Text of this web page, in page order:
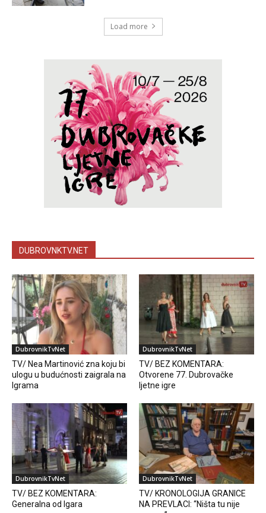
Load more
DUBROVNKTV.NET
DubrovnikTvNet
TV/ Nea Martinović zna koju bi
ulogu u budućnosti zaigrala na
Igrama
DubrovnikTvNet
TV/ BEZ KOMENTARA:
Otvorene 77. Dubrovačke
ljetne igre
DubrovnikTvNet
TV/ BEZ KOMENTARA:
Generalna od Igara
DubrovnikTvNet
TV/ KRONOLOGIJA GRANICE
NA PREVLACI: “Ništa tu nije